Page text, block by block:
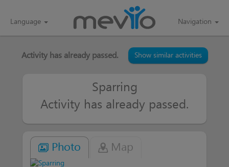
Language Navigation
Activity has already passed. Show similar activities
Sparring
Activity has already passed.
Photo Map